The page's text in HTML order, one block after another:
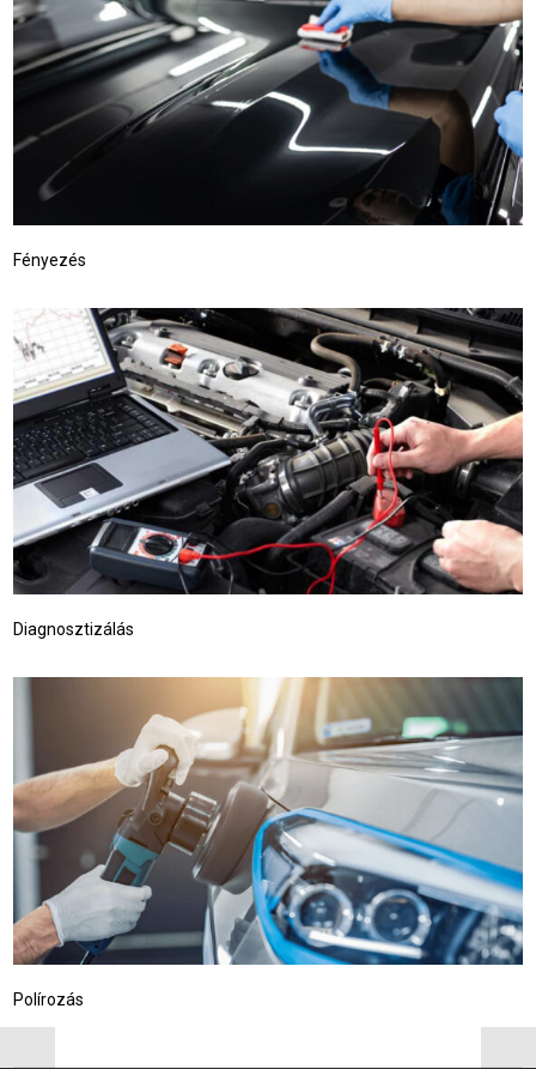
Fényezés
Diagnosztizálás
Polírozás